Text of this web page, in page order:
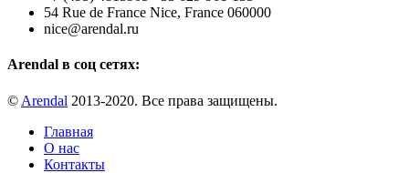
54 Rue de France Nice, France 060000
nice@arendal.ru
Arendal в соц сетях:
© Arendal 2013-2020. Все права защищены.
Главная
О нас
Контакты